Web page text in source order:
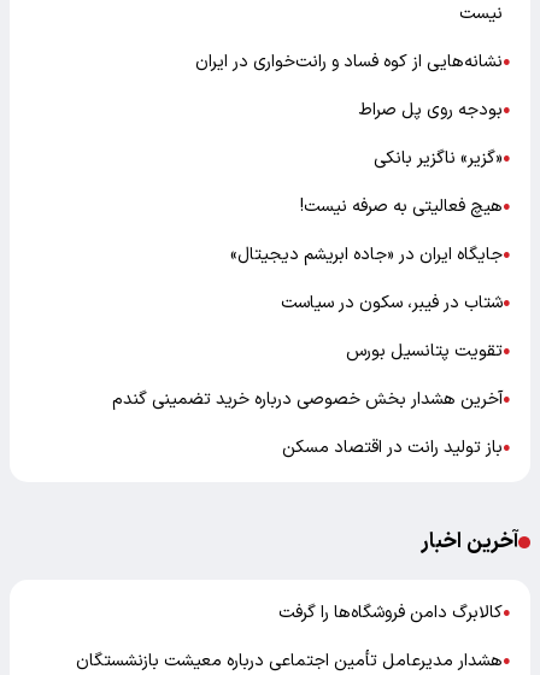
نیست
●نشانه‌هایی از کوه فساد و رانت‌خواری در ایران
●بودجه روی پل صراط
●«گزیر» ناگزیر بانکی
●هیچ فعالیتی به صرفه نیست!
●جایگاه ایران در «جاده ابریشم دیجیتال»
●شتاب در فیبر، سکون در سیاست
●تقویت پتانسیل بورس
●آخرین هشدار بخش خصوصی درباره خرید تضمینی گندم
●باز تولید رانت در اقتصاد مسکن
آخرین اخبار
●کالابرگ دامن فروشگاه‌ها را گرفت
●هشدار مدیرعامل تأمین اجتماعی درباره معیشت بازنشستگان